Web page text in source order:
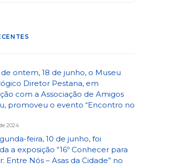
ontem, 18 de junho, o Museu
Diretor Pestana, em
com a Associação de Amigos
promoveu o evento “Encontro no
2024
feira, 10 de junho, foi
a exposição “16º Conhecer para
Entre Nós – Asas da Cidade” no